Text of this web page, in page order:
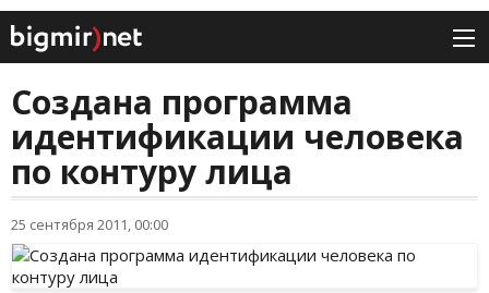
Создана программа
идентификации человека
по контуру лица
25 сентября 2011, 00:00